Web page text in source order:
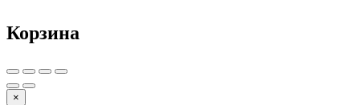
Корзина
×